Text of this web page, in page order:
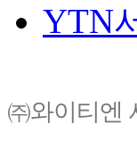
YTN
㈜와이티엔